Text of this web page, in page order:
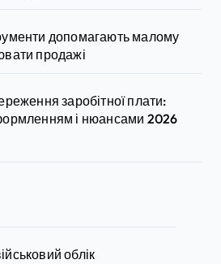
допомагають малому
продажі
заробітної плати:
і нюансами 2026
облік